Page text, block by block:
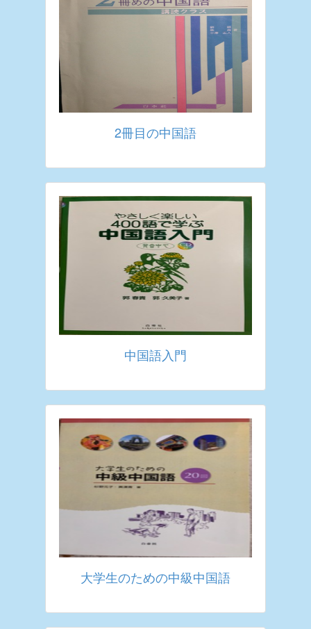
2冊目の中国語
中国語入門
大学生のための中級中国語